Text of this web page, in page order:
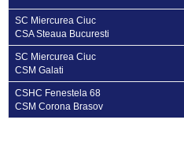
SC Miercurea Ciuc
CSA Steaua Bucuresti
SC Miercurea Ciuc
CSM Galati
CSHC Fenestela 68
CSM Corona Brasov